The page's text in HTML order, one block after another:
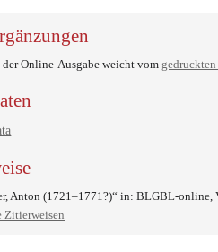
Online-Ausgabe weicht vom
Anton (1721–1771?)“ in: BLGBL-
Zitierweisen